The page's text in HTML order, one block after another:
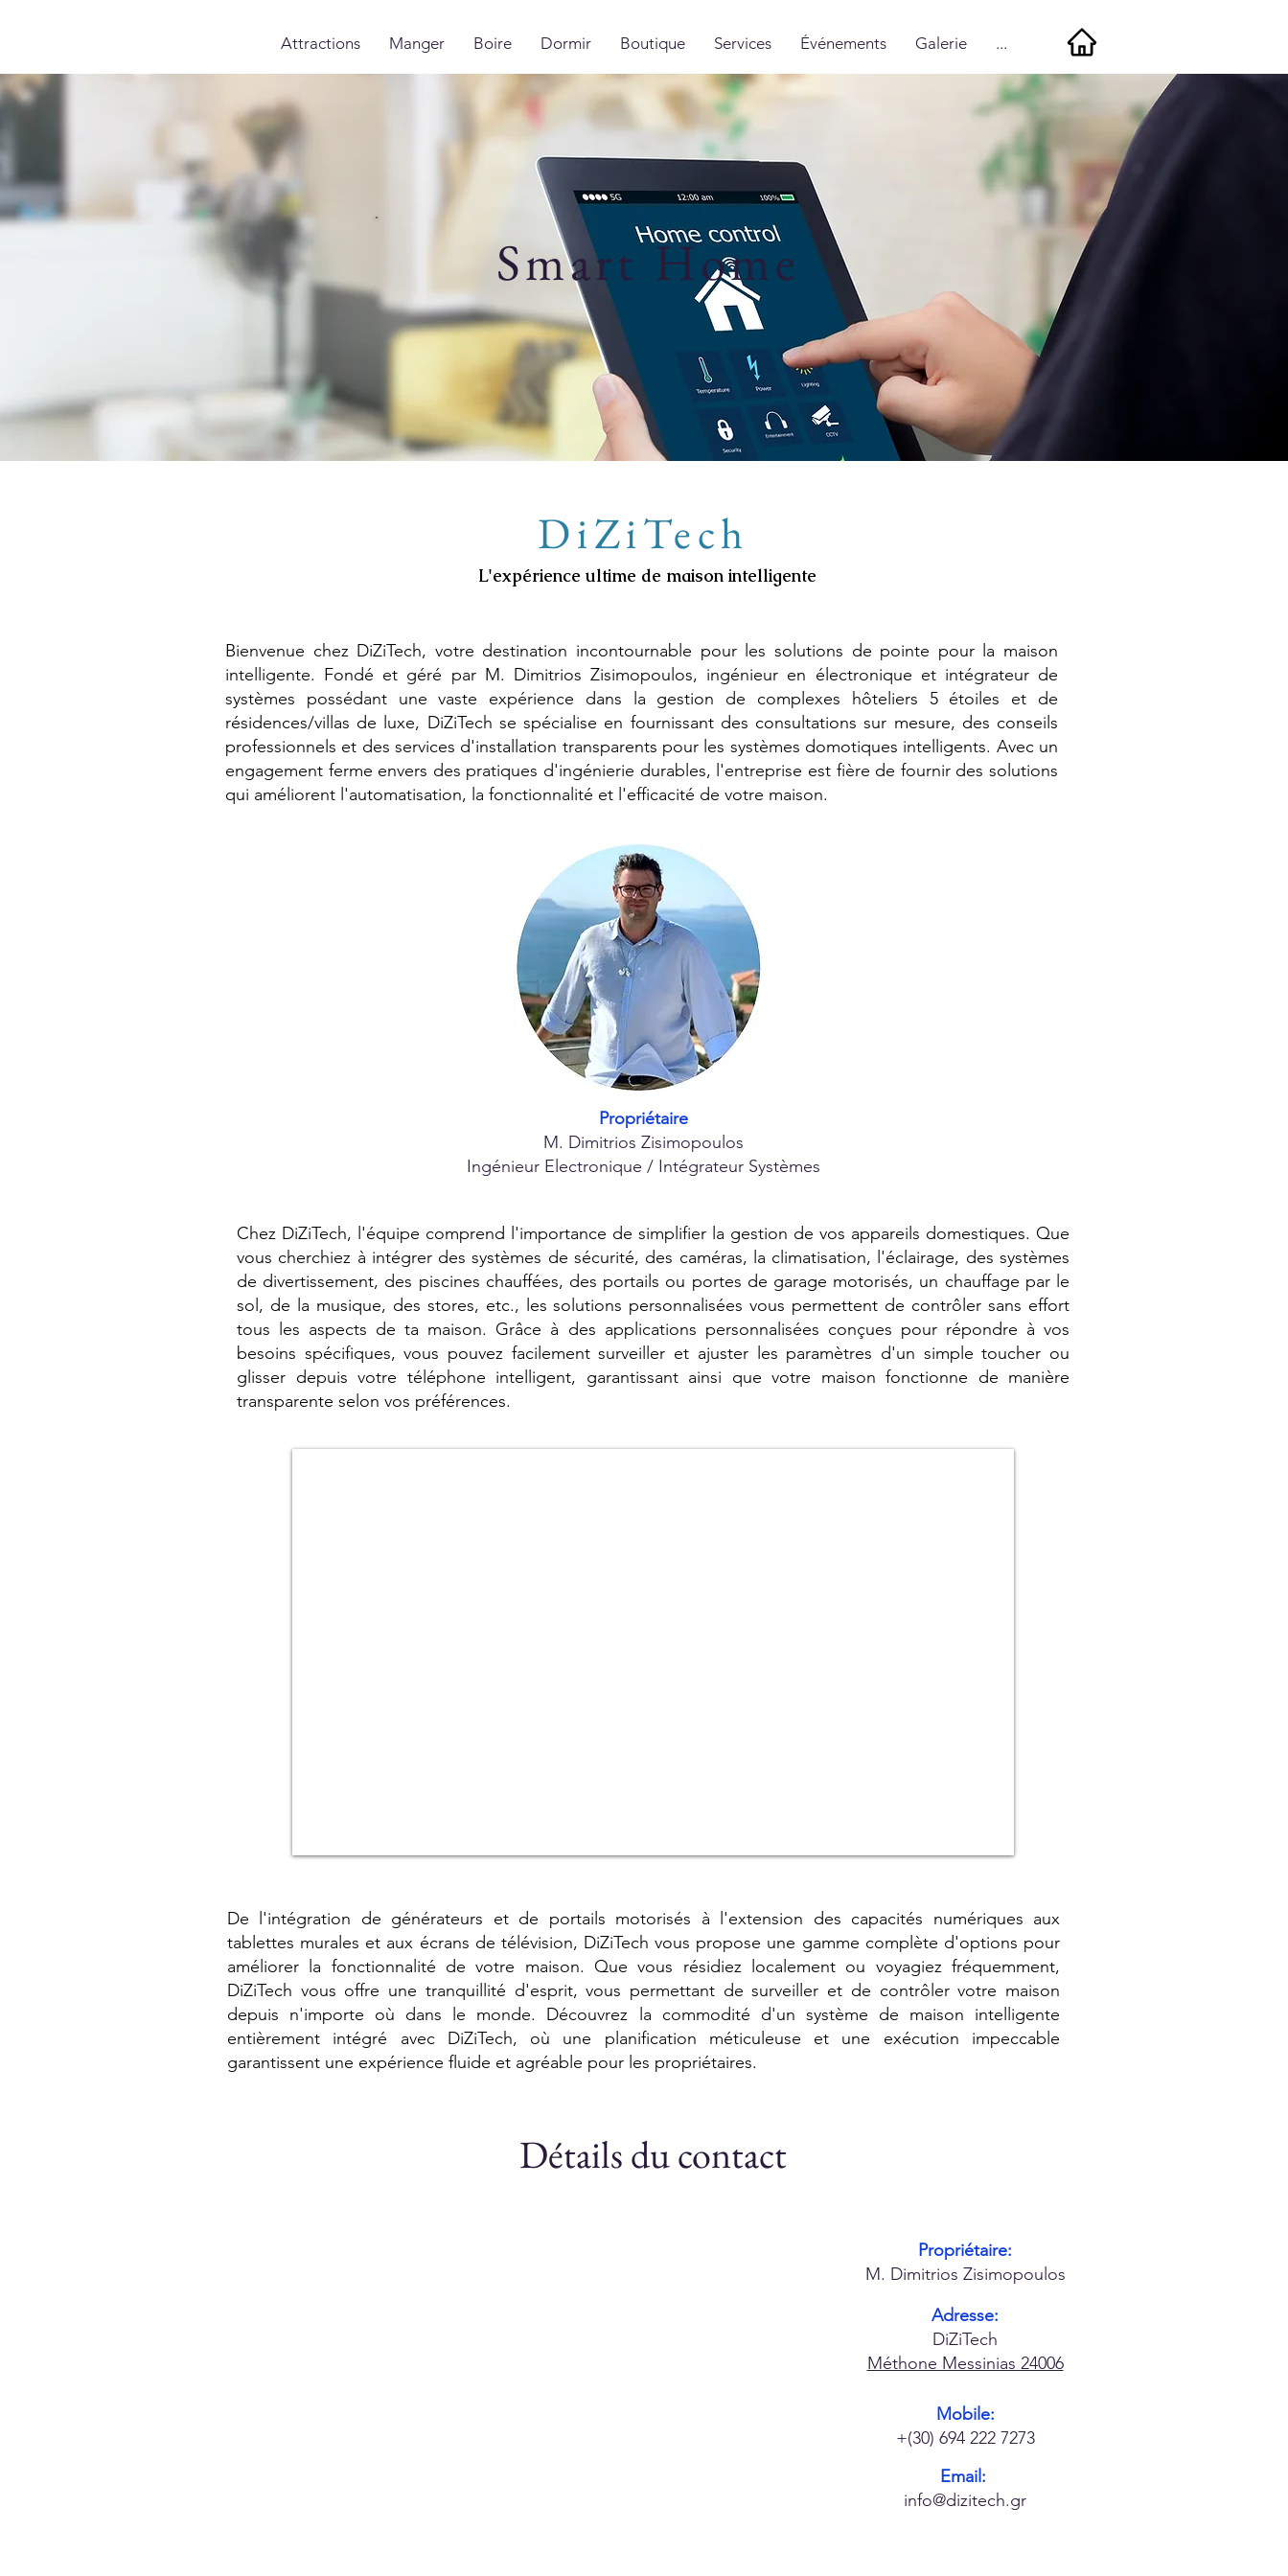
Attractions Manger Boire Dormir Boutique Services Événements Galerie ...
Smart Home
DiZiTech
L'expérience ultime de maison intelligente
Bienvenue chez DiZiTech, votre destination incontournable pour les solutions de pointe pour la maison
intelligente. Fondé et géré par M. Dimitrios Zisimopoulos, ingénieur en électronique et intégrateur de
systèmes possédant une vaste expérience dans la gestion de complexes hôteliers 5 étoiles et de
résidences/villas de luxe, DiZiTech se spécialise en fournissant des consultations sur mesure, des conseils
professionnels et des services d'installation transparents pour les systèmes domotiques intelligents. Avec un
engagement ferme envers des pratiques d'ingénierie durables, l'entreprise est fière de fournir des solutions
qui améliorent l'automatisation, la fonctionnalité et l'efficacité de votre maison.
Propriétaire
M. Dimitrios Zisimopoulos
Ingénieur Electronique / Intégrateur Systèmes
Chez DiZiTech, l'équipe comprend l'importance de simplifier la gestion de vos appareils domestiques. Que
vous cherchiez à intégrer des systèmes de sécurité, des caméras, la climatisation, l'éclairage, des systèmes
de divertissement, des piscines chauffées, des portails ou portes de garage motorisés, un chauffage par le
sol, de la musique, des stores, etc., les solutions personnalisées vous permettent de contrôler sans effort
tous les aspects de ta maison. Grâce à des applications personnalisées conçues pour répondre à vos
besoins spécifiques, vous pouvez facilement surveiller et ajuster les paramètres d'un simple toucher ou
glisser depuis votre téléphone intelligent, garantissant ainsi que votre maison fonctionne de manière
transparente selon vos préférences.
De l'intégration de générateurs et de portails motorisés à l'extension des capacités numériques aux
tablettes murales et aux écrans de télévision, DiZiTech vous propose une gamme complète d'options pour
améliorer la fonctionnalité de votre maison. Que vous résidiez localement ou voyagiez fréquemment,
DiZiTech vous offre une tranquillité d'esprit, vous permettant de surveiller et de contrôler votre maison
depuis n'importe où dans le monde. Découvrez la commodité d'un système de maison intelligente
entièrement intégré avec DiZiTech, où une planification méticuleuse et une exécution impeccable
garantissent une expérience fluide et agréable pour les propriétaires.
Détails du contact
Propriétaire:
M. Dimitrios Zisimopoulos
Adresse:
DiZiTech
Méthone Messinias 24006
Mobile:
+(30) 694 222 7273
Email:
info@dizitech.gr